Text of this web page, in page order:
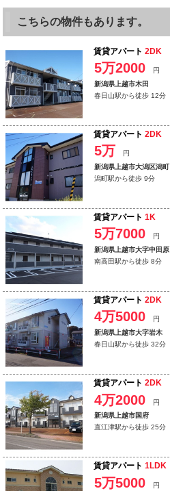
こちらの物件もあります。
賃貸アパート 2DK
5万2000
円
新潟県上越市木田
春日山駅から徒歩 12分
賃貸アパート 2DK
5万
円
新潟県上越市大潟区潟町
潟町駅から徒歩 9分
賃貸アパート 1K
5万7000
円
新潟県上越市大字中田原
南高田駅から徒歩 8分
賃貸アパート 2DK
4万5000
円
新潟県上越市大字岩木
春日山駅から徒歩 32分
賃貸アパート 2DK
4万2000
円
新潟県上越市国府
直江津駅から徒歩 25分
賃貸アパート 1LDK
5万5000
円